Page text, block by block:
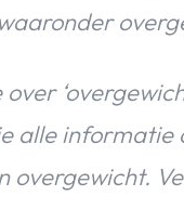
alle informatie
overgewicht.